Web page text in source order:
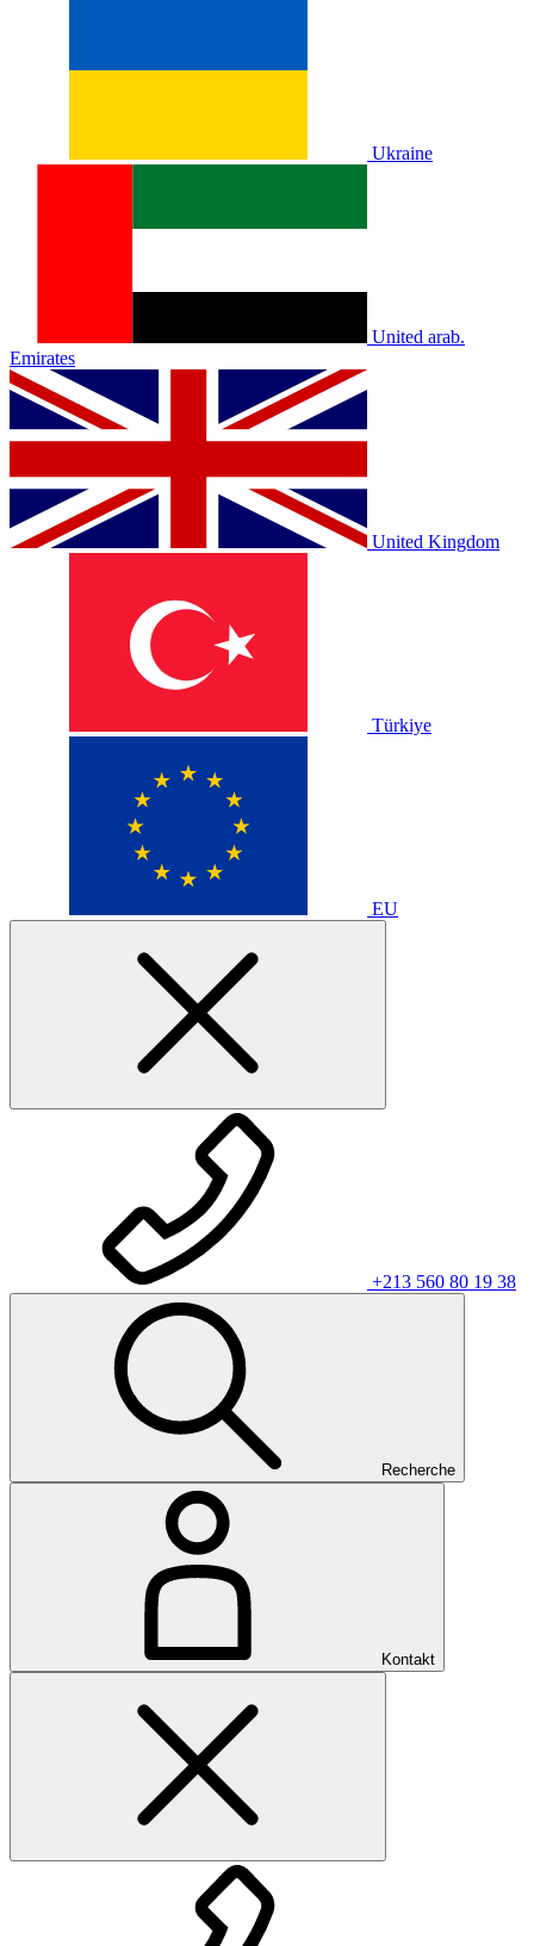
Ukraine
United arab.
Emirates
United Kingdom
Türkiye
EU
+213 560 80 19 38
Recherche
Kontakt